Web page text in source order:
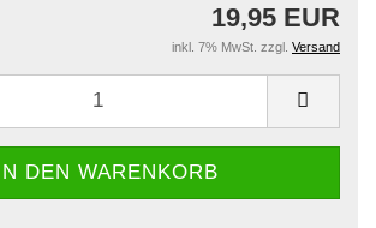
19,95 EUR
inkl. 7% MwSt. zzgl. Versand